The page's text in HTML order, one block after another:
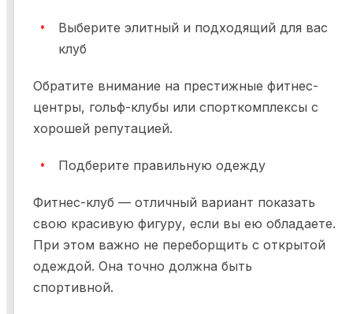
Выберите элитный и подходящий для вас
клуб
Обратите внимание на престижные фитнес-
центры, гольф-клубы или спорткомплексы с
хорошей репутацией.
Подберите правильную одежду
Фитнес-клуб — отличный вариант показать
свою красивую фигуру, если вы ею обладаете.
При этом важно не переборщить с открытой
одеждой. Она точно должна быть
спортивной.